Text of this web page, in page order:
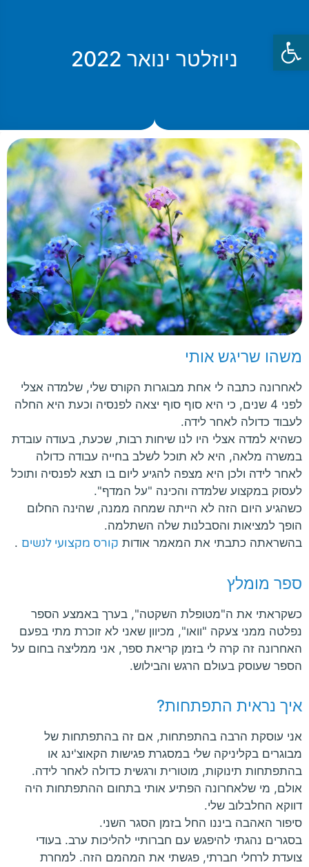
פתח סרגל נגישות
ניוזלטר ינואר 2022
משהו שריגש אותי
לאחרונה כתבה לי אחת מבוגרות הקורס שלי, שלמדה אצלי
לפני 4 שנים, כי היא סוף סוף יצאה לפנסיה וכעת היא החלה
לעבוד כדולה לאחר לידה.
כשהיא למדה אצלי היו לנו שיחות רבות, שכעת, בעודה עובדת
במשרה מלאה, היא לא תוכל לשלב בחייה עבודה כדולה
לאחר לידה ולכן היא מצפה להגיע ליום בו תצא לפנסיה ותוכל
לעסוק במקצוע שלמדה והכינה "על המדף".
כשהגיע היום הזה לא הייתה שמחה ממנה, שהינה החלום
הופך למציאות והסבלנות שלה השתלמה.
בהשראתה כתבתי את המאמר אודות קורס מקצועי לנשים .
ספר מומלץ
כשקראתי את ה"מטופלת השקטה", בערך באמצע הספר
נפלטה ממני צעקה "וואו", מכיוון שאני לא זוכרת מתי בפעם
האחרונה זה קרה לי בזמן קריאת ספר, אני ממליצה בחום על
הספר שעוסק בעולם הרגש והבילוש.
איך נראית התפתחות?
אני עוסקת הרבה בהתפתחות, אם זה בהתפתחות של
מבוגרים בקליניקה שלי במסגרת פגישות הקאוצ'ינג או
בהתפתחות תינוקות, מוטורית ורגשית כדולה לאחר לידה.
אולם, מי שלאחרונה הפתיע אותי בתחום ההתפתחות היה
דווקא החלבלוב שלי.
סיפור האהבה ביננו החל בזמן הסגר השני.
בסגרים נהגתי להיפגש עם חברותיי להליכות ערב. בעודי
צועדת לרחלי חברתי, פגשתי את המהמם הזה. למחרת